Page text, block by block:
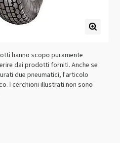
hanno scopo puramente
dai prodotti forniti. Anche se
due pneumatici, l'articolo
I cerchioni illustrati non sono